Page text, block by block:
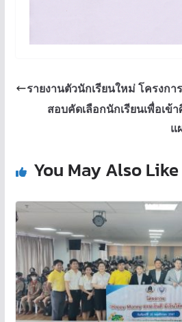
รายงานตัวนักเรียนใหม่ โครงกา
สอบคัดเลือกนักเรียนเพื่อเข้
แ
You May Also Like